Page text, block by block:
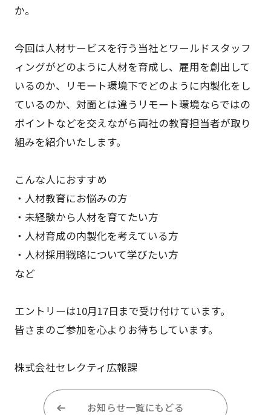
か。
今回は人材サービスを行う当社とワールドスタッフ
ィングがどのように人材を育成し、雇用を創出して
いるのか、リモート環境下でどのように内製化をし
ているのか、対面とは違うリモート環境ならではの
ポイントなどを交えながら両社の教育担当者が取り
組みを紹介いたします。
こんな人におすすめ
・人材教育にお悩みの方
・未経験から人材を育てたい方
・人材育成の内製化を考えている方
・人材採用戦略について学びたい方
など
エントリーは10月17日まで受け付けています。
皆さまのご参加を心よりお待ちしています。
株式会社セレクティ広報課
お知らせ一覧にもどる